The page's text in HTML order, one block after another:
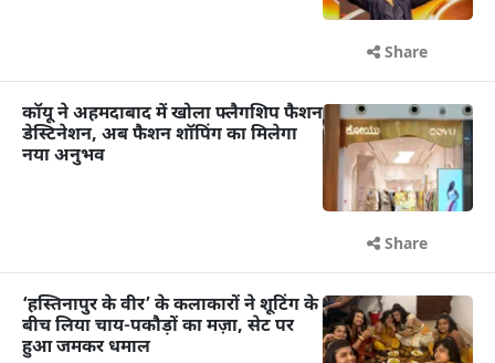
Share
कॉयू ने अहमदाबाद में खोला फ्लैगशिप फैशन
डेस्टिनेशन, अब फैशन शॉपिंग का मिलेगा
नया अनुभव
Share
‘हस्तिनापुर के वीर’ के कलाकारों ने शूटिंग के
बीच लिया चाय-पकौड़ों का मज़ा, सेट पर
हुआ जमकर धमाल